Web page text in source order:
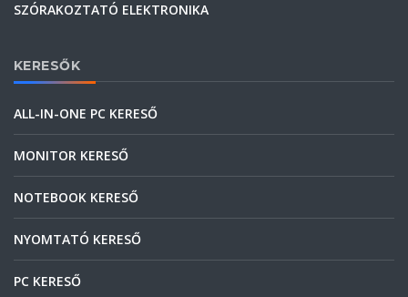
SZÓRAKOZTATÓ ELEKTRONIKA
KERESŐK
ALL-IN-ONE PC KERESŐ
MONITOR KERESŐ
NOTEBOOK KERESŐ
NYOMTATÓ KERESŐ
PC KERESŐ